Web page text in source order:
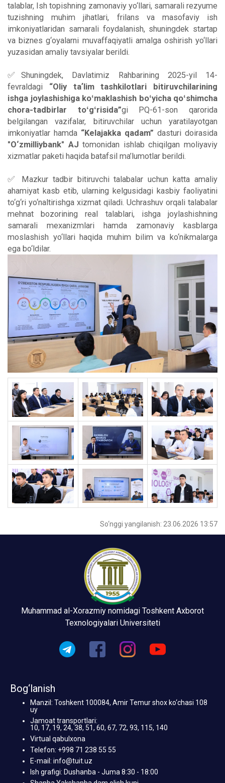
talablar, Ish topishning zamonaviy yo‘llari, samarali rezyume
tuzishning muhim jihatlari, frilans va masofaviy ish
imkoniyatlaridan samarali foydalanish, shuningdek startap
va biznes g‘oyalarni muvaffaqiyatli amalga oshirish yo‘llari
yuzasidan amaliy tavsiyalar berildi.
✅Shuningdek, Davlatimiz Rahbarining 2025-yil 14-
fevraldagi “Oliy taʼlim tashkilotlari bitiruvchilarining
ishga joylashishiga koʻmaklashish boʻyicha qoʻshimcha
chora-tadbirlar toʻgʻrisida”gi PQ-61-son qarorida
belgilangan vazifalar, bitiruvchilar uchun yaratilayotgan
imkoniyatlar hamda “Kelajakka qadam” dasturi doirasida
"O‘zmilliybank" AJtomonidan ishlab chiqilgan moliyaviy
xizmatlar paketi haqida batafsil ma’lumotlar berildi.
✅ Mazkur tadbir bitiruvchi talabalar uchun katta amaliy
ahamiyat kasb etib, ularning kelgusidagi kasbiy faoliyatini
to‘g‘ri yo‘naltirishga xizmat qiladi. Uchrashuv orqali talabalar
mehnat bozorining real talablari, ishga joylashishning
samarali mexanizmlari hamda zamonaviy kasblarga
moslashish yo‘llari haqida muhim bilim va ko‘nikmalarga
ega bo‘ldilar.
So‘nggi yangilanish: 23.06.2026 13:57
Muhammad al-Xorazmiy nomidagi Toshkent Axborot
Texnologiyalari Universiteti
Bog‘lanish
Manzil: Toshkent 100084, Amir Temur shox ko‘chasi 108
uy
Jamoat transportlari:
10, 17, 19, 24, 38, 51, 60, 67, 72, 93, 115, 140
Virtual qabulxona
Telefon: +998 71 238 55 55
E-mail: info@tuit.uz
Ish grafigi: Dushanba - Juma 8:30 - 18:00